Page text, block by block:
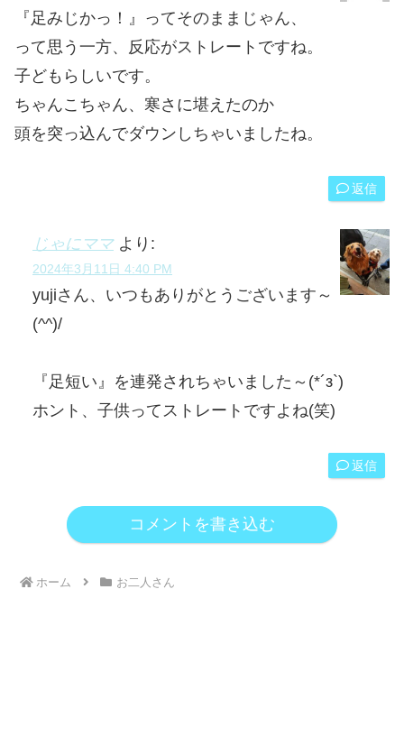
『足みじかっ！』ってそのままじゃん、
って思う一方、反応がストレートですね。
子どもらしいです。
ちゃんこちゃん、寒さに堪えたのか
頭を突っ込んでダウンしちゃいましたね。
返信
じゃにママ より:
2024年3月11日 4:40 PM
yujiさん、いつもありがとうございます～
(^^)/
『足短い』を連発されちゃいました～(*´з`)
ホント、子供ってストレートですよね(笑)
返信
コメントを書き込む
ホーム お二人さん